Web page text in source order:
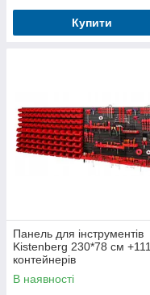
Купити
Панель для інструментів
Kistenberg 230*78 см +111
контейнерів
В наявності